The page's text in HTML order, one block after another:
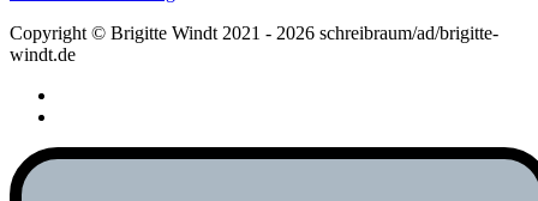
Copyright © Brigitte Windt 2021 - 2026 schreibraum/ad/brigitte-
windt.de